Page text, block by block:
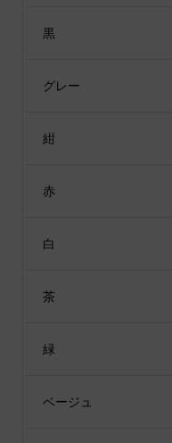
黒
グレー
紺
赤
白
茶
緑
ベージュ